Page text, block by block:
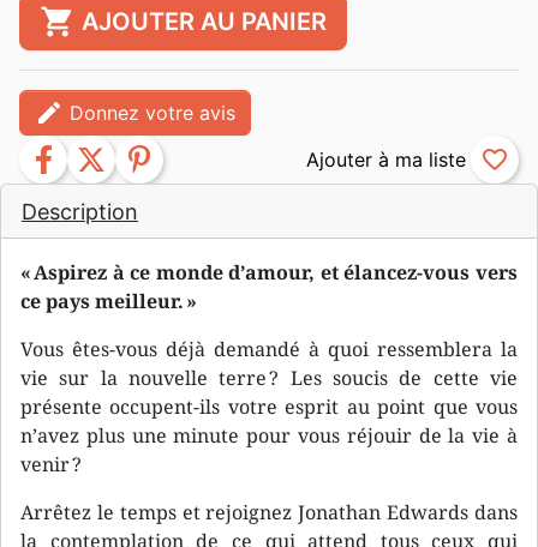
Description
« Aspirez à ce monde d’amour, et élancez-vous vers
ce pays meilleur. »
Vous êtes-vous déjà demandé à quoi ressemblera la
vie sur la nouvelle terre ? Les soucis de cette vie
présente occupent-ils votre esprit au point que vous
n’avez plus une minute pour vous réjouir de la vie à
venir ?
Arrêtez le temps et rejoignez Jonathan Edwards dans
la contemplation de ce qui attend tous ceux qui
shopping_cart AJOUTER AU PANIER
edit Donnez votre avis
facebook twitter pinterest favorite_border